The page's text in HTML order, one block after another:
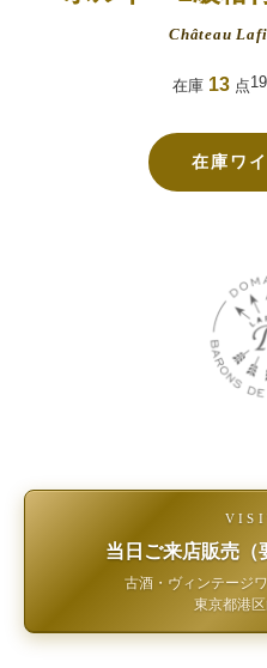
Château
在庫 13 点
在庫ワ
当日ご来店販売（
古酒・ヴィンテージ
東京都港